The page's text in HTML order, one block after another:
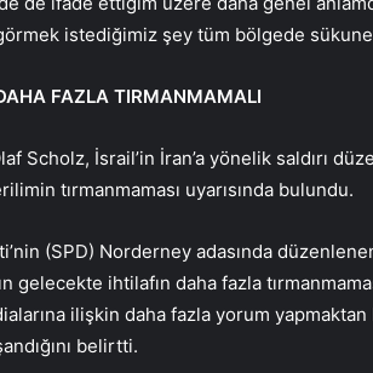
istediğimiz şey tüm bölgede
FAZLA TIRMANMAMALI
Scholz, İsrail’in İran’a yönelik saldırı
tırmanmaması uyarısında bulundu.
(SPD) Norderney adasında
gelecekte ihtilafın daha fazla
ilişkin daha fazla yorum
belirtti.